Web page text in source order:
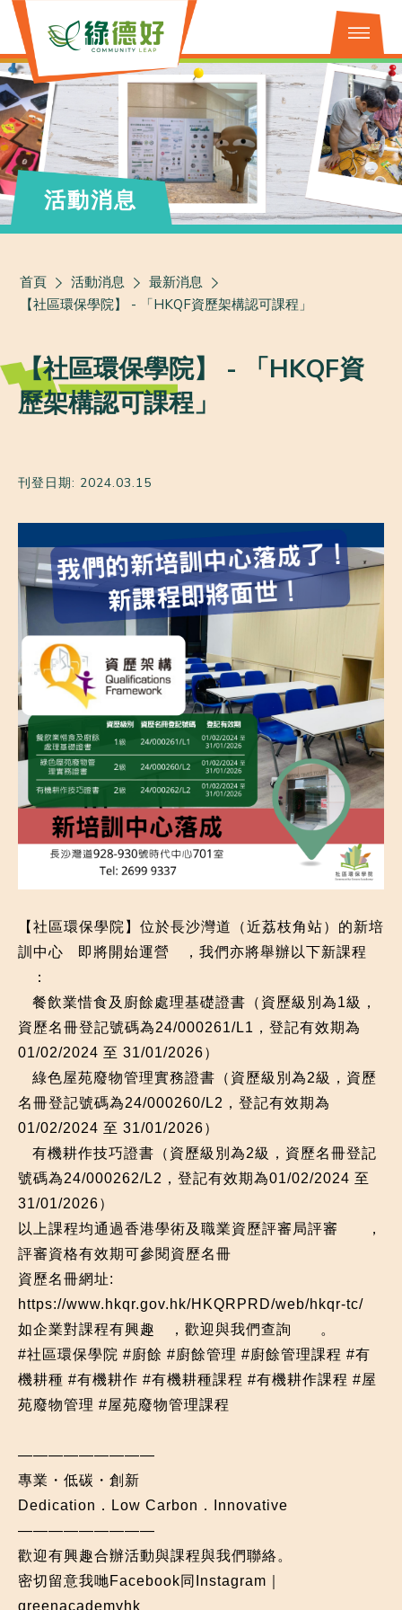
活動消息
首頁 活動消息
最新消息
【社區環保學院】 - 「HKQF資歷架構認可課程」
【社區環保學院】 - 「HKQF資
歷架構認可課程」
刊登日期: 2024.03.15
【社區環保學院】位於長沙灣道（近荔枝角站）的新培
訓中心
即將開始運營
，我們亦將舉辦以下新課程
：
餐飲業惜食及廚餘處理基礎證書（資歷級別為1級，
資歷名冊登記號碼為24/000261/L1，登記有效期為
01/02/2024 至 31/01/2026）
綠色屋苑廢物管理實務證書（資歷級別為2級，資歷
名冊登記號碼為24/000260/L2，登記有效期為
01/02/2024 至 31/01/2026）
有機耕作技巧證書（資歷級別為2級，資歷名冊登記
號碼為24/000262/L2，登記有效期為01/02/2024 至
31/01/2026）
以上課程均通過香港學術及職業資歷評審局評審
，
評審資格有效期可參閱資歷名冊
資歷名冊網址:
https://www.hkqr.gov.hk/HKQRPRD/web/hkqr-tc/
如企業對課程有興趣
，歡迎與我們查詢
。
#社區環保學院 #廚餘 #廚餘管理 #廚餘管理課程 #有
機耕種 #有機耕作 #有機耕種課程 #有機耕作課程 #屋
苑廢物管理 #屋苑廢物管理課程
—————————
專業・低碳・創新
Dedication．Low Carbon．Innovative
—————————
歡迎有興趣合辦活動與課程與我們聯絡。
密切留意我哋Facebook同Instagram｜
greenacademyhk